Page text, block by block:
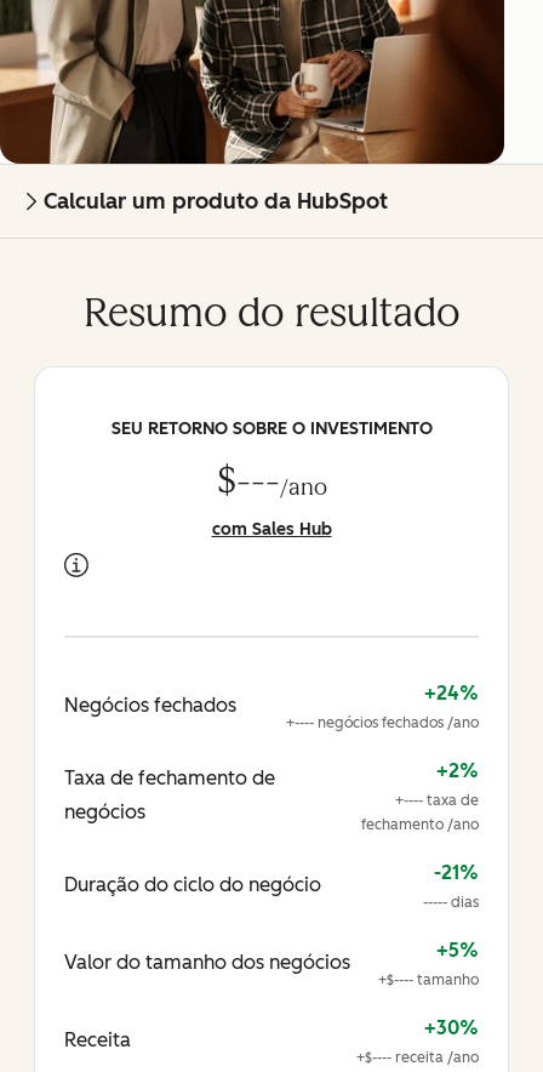
Calcular um produto da HubSpot
Resumo do resultado
SEU RETORNO SOBRE O INVESTIMENTO
$---/ano
com Sales Hub
Negócios fechados
+24%
+---- negócios fechados /ano
Taxa de fechamento de
negócios
+2%
+---- taxa de
fechamento /ano
Duração do ciclo do negócio
-21%
----- dias
Valor do tamanho dos negócios
+5%
+$---- tamanho
Receita
+30%
+$---- receita /ano